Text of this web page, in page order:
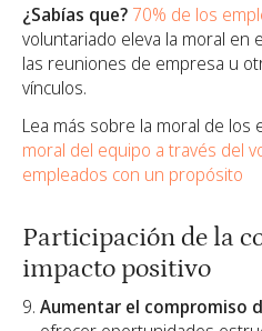
¿Sabías que? 70% de los
voluntariado eleva la moral en
las reuniones de empresa u
vínculos.
Lea más sobre la moral de los
moral del equipo a través del
empleados con un propósito
Participación de la
impacto positivo
Aumentar el compromiso